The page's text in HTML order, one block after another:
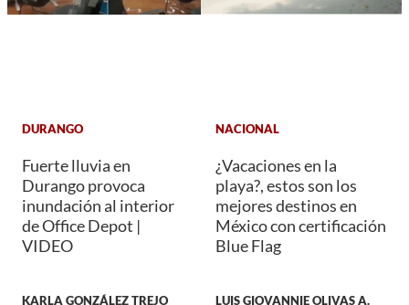
DURANGO
Fuerte lluvia en
Durango provoca
inundación al interior
de Office Depot |
VIDEO
KARLA GONZÁLEZ TREJO
NACIONAL
¿Vacaciones en la
playa?, estos son los
mejores destinos en
México con certificación
Blue Flag
LUIS GIOVANNIE OLIVAS A.